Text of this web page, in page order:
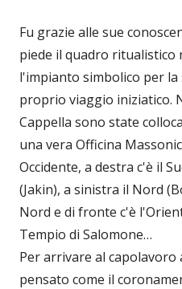
Fu grazie alle sue
piede il quadro ritualistico
l'impianto simbolico per la
proprio viaggio iniziatico.
Cappella sono state
una vera Officina
Occidente, a destra c'è il
(Jakin), a sinistra il Nord
Nord e di fronte c'è
Tempio di Salomone…
Per arrivare al
pensato come il